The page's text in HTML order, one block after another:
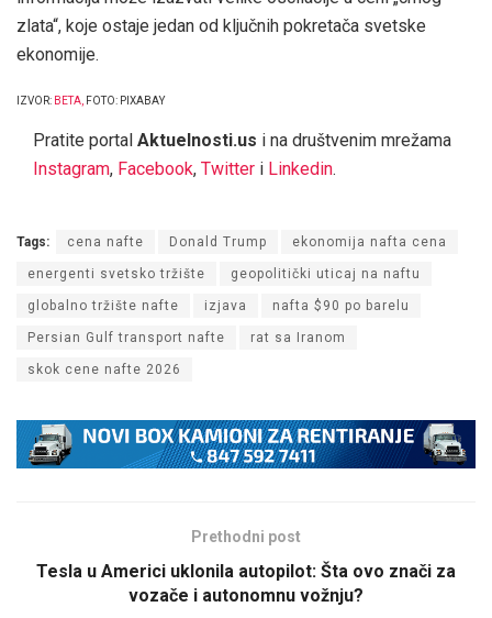
zlata“, koje ostaje jedan od ključnih pokretača svetske
ekonomije.
IZVOR: BETA FOTO: PIXABAY
Pratite portal Aktuelnosti.us i na društvenim mrežama
Instagram, Facebook, Twitter i Linkedin.
Tags: cena nafte Donald Trump ekonomija nafta cena
energenti svetsko tržište geopolitički uticaj na naftu
globalno tržište nafte izjava nafta $90 po barelu
Persian Gulf transport nafte rat sa Iranom
skok cene nafte 2026
Prethodni post
Tesla u Americi uklonila autopilot: Šta ovo znači za
vozače i autonomnu vožnju?